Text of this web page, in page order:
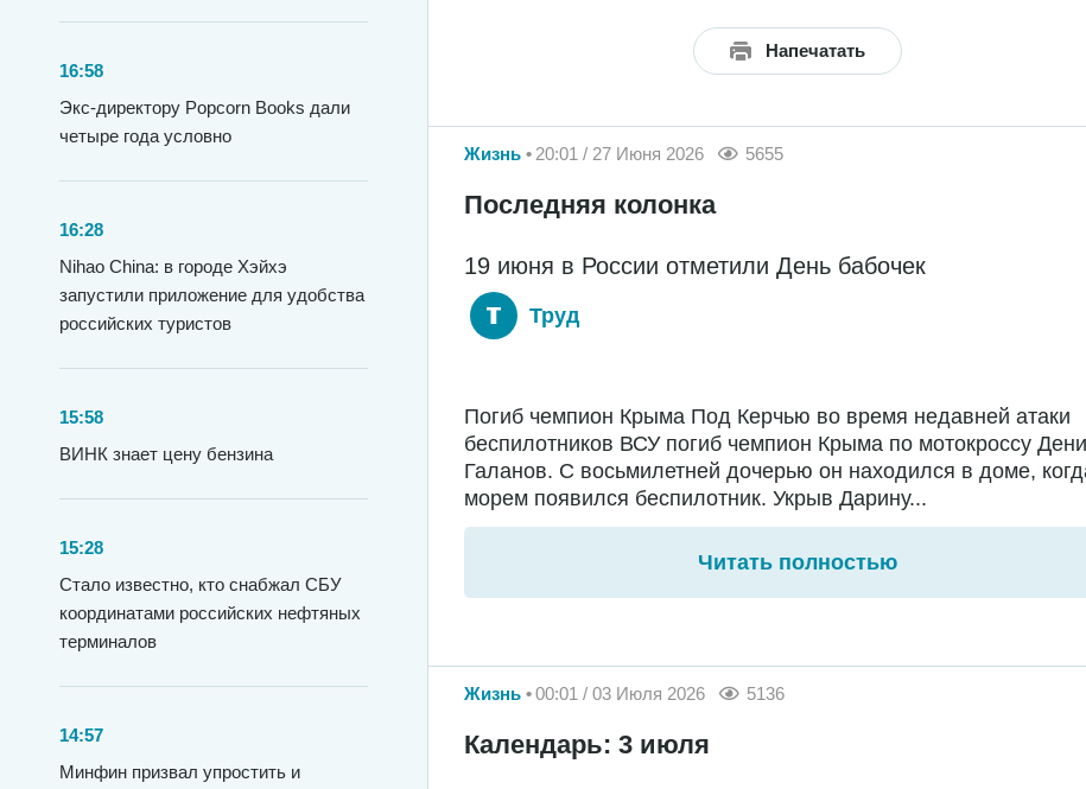
16:58
Экс-директору Popcorn Books дали
четыре года условно
16:28
Nihao China: в городе Хэйхэ
запустили приложение для удобства
российских туристов
15:58
ВИНК знает цену бензина
15:28
Стало известно, кто снабжал СБУ
координатами российских нефтяных
терминалов
14:57
Минфин призвал упростить и
Напечатать
Жизнь 20:01 / 27 Июня 2026 5655
Последняя колонка
19 июня в России отметили День бабочек
Труд
Погиб чемпион Крыма Под Керчью во время недавней атаки
беспилотников ВСУ погиб чемпион Крыма по мотокроссу
Галанов. С восьмилетней дочерью он находился в доме,
морем появился беспилотник. Укрыв Дарину...
Читать полностью
Жизнь 00:01 / 03 Июля 2026 5136
Календарь: 3 июля